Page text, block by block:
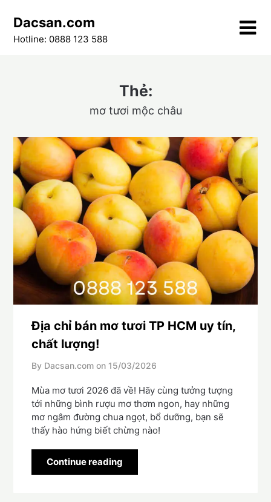
content
Dacsan.com
Hotline: 0888 123 588
Thẻ:
mơ tươi mộc châu
Địa chỉ bán mơ tươi TP HCM uy tín,
chất lượng!
By Dacsan.com on 15/03/2026
Mùa mơ tươi 2026 đã về! Hãy cùng tưởng tượng
tới những bình rượu mơ thơm ngon, hay những
mơ ngâm đường chua ngọt, bổ dưỡng, bạn sẽ
thấy hào hứng biết chừng nào!
Continue reading